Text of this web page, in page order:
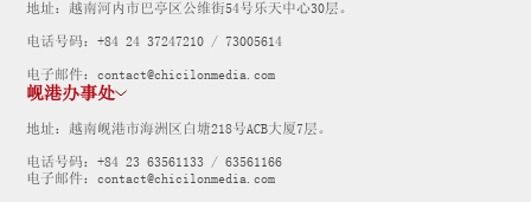
地址：越南河内市巴亭区公维街54号乐天中心30层。
电话号码：+84 24 37247210 / 73005614
电子邮件：contact@chicilonmedia.com
岘港办事处
地址：越南岘港市海洲区白塘218号ACB大厦7层。
电话号码：+84 23 63561133 / 63561166
电子邮件：contact@chicilonmedia.com